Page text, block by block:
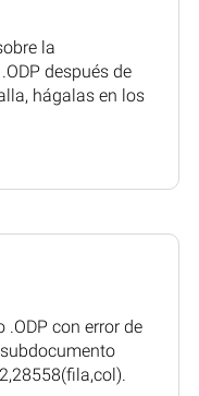
la
después de
hágalas en los
con error de